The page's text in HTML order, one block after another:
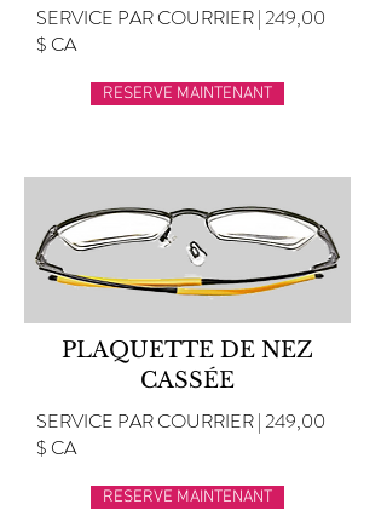
SERVICE PAR COURRIER | 249,00
$ CA
RESERVE MAINTENANT
PLAQUETTE DE NEZ
CASSÉE
SERVICE PAR COURRIER | 249,00
$ CA
RESERVE MAINTENANT